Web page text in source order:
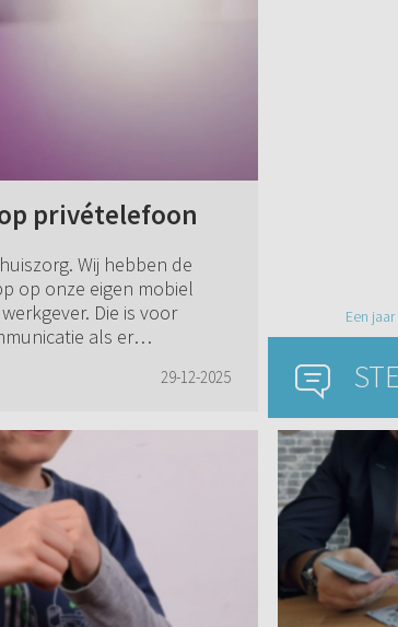
privételefoon
Wij hebben de
op onze eigen mobiel
Die is voor
als er
k...
29-12-2025
Een